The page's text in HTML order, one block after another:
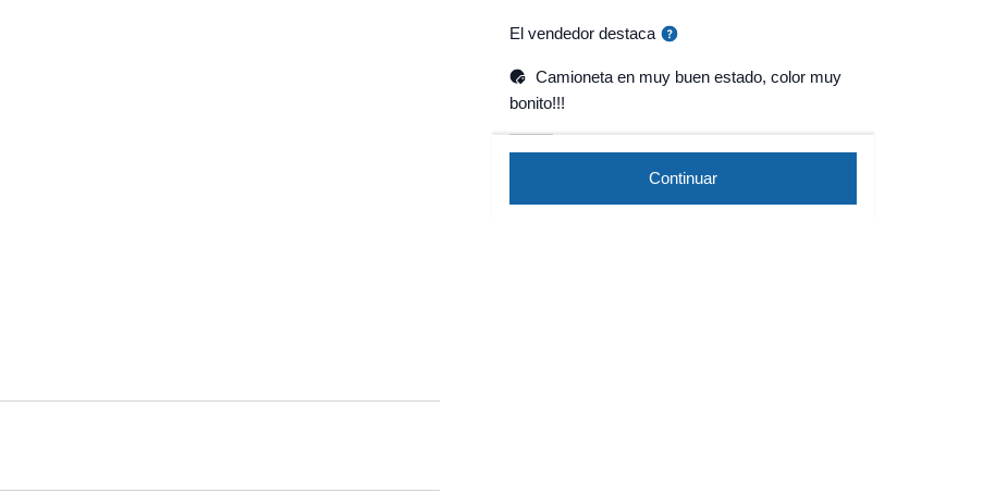
El vendedor destaca
Camioneta en muy buen estado, color muy
bonito!!!
Continuar